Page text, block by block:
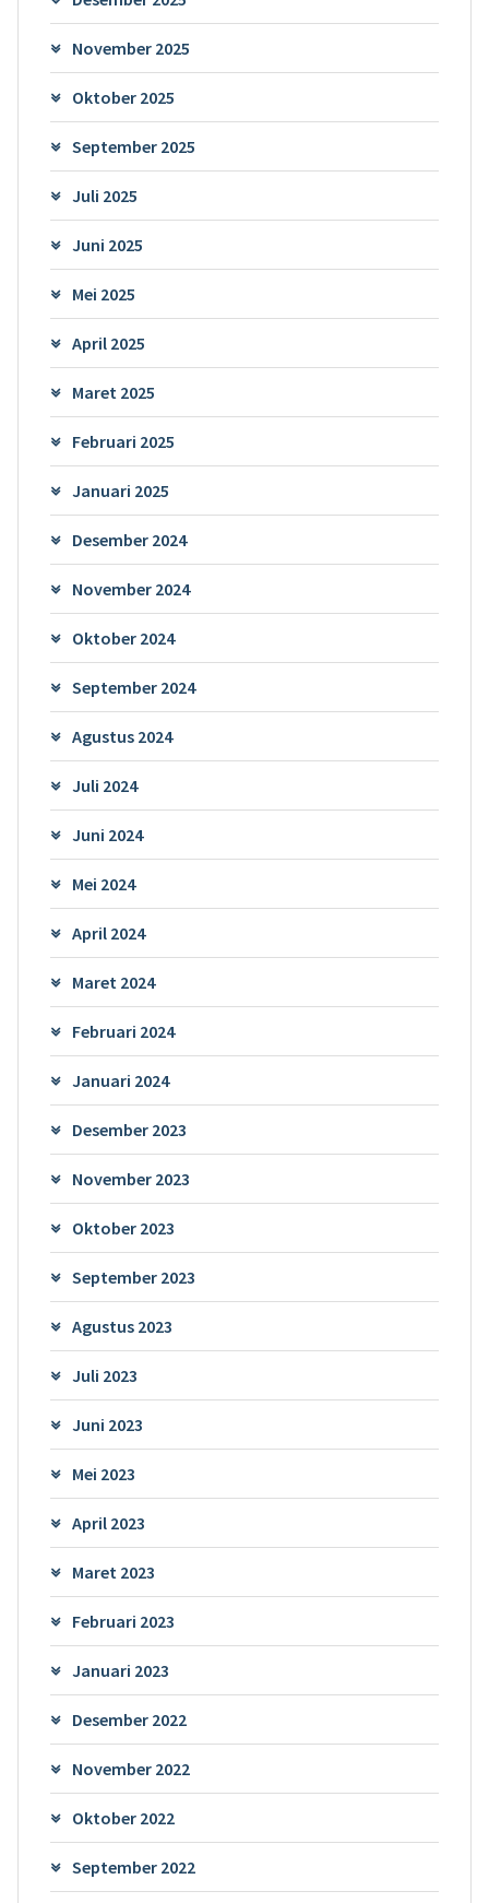
November 2025
Oktober 2025
September 2025
Juli 2025
Juni 2025
Mei 2025
April 2025
Maret 2025
Februari 2025
Januari 2025
Desember 2024
November 2024
Oktober 2024
September 2024
Agustus 2024
Juli 2024
Juni 2024
Mei 2024
April 2024
Maret 2024
Februari 2024
Januari 2024
Desember 2023
November 2023
Oktober 2023
September 2023
Agustus 2023
Juli 2023
Juni 2023
Mei 2023
April 2023
Maret 2023
Februari 2023
Januari 2023
Desember 2022
November 2022
Oktober 2022
September 2022